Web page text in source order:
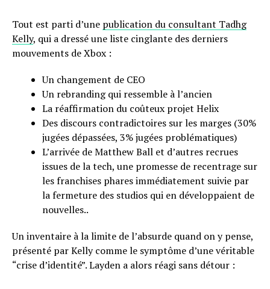
Tout est parti d’une publication du consultant Tadhg
Kelly, qui a dressé une liste cinglante des derniers
mouvements de Xbox :
Un changement de CEO
Un rebranding qui ressemble à l’ancien
La réaffirmation du coûteux projet Helix
Des discours contradictoires sur les marges (30%
jugées dépassées, 3% jugées problématiques)
L’arrivée de Matthew Ball et d’autres recrues
issues de la tech, une promesse de recentrage sur
les franchises phares immédiatement suivie par
la fermeture des studios qui en développaient de
nouvelles..
Un inventaire à la limite de l’absurde quand on y pense,
présenté par Kelly comme le symptôme d’une véritable
“crise d’identité”. Layden a alors réagi sans détour :